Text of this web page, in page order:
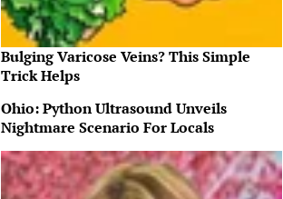
Bulging Varicose Veins? This Simple
Trick Helps
Ohio: Python Ultrasound Unveils
Nightmare Scenario For Locals